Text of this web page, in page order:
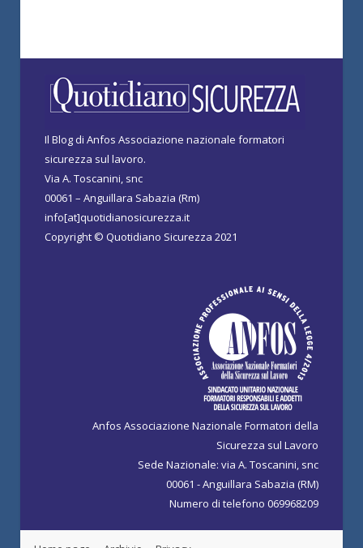
Il Blog di Anfos Associazione nazionale formatori
sicurezza sul lavoro.
Via A. Toscanini, snc
00061 – Anguillara Sabazia (Rm)
info[at]quotidianosicurezza.it
Copyright © Quotidiano Sicurezza 2021
Anfos Associazione Nazionale Formatori della
Sicurezza sul Lavoro
Sede Nazionale: via A. Toscanini, snc
00061 - Anguillara Sabazia (RM)
Numero di telefono 069968209